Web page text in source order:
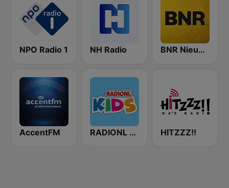
NPO Radio 1 NH Radio BNR Nieuwsradio
AccentFM RADIONL Kids HITZZZ!!